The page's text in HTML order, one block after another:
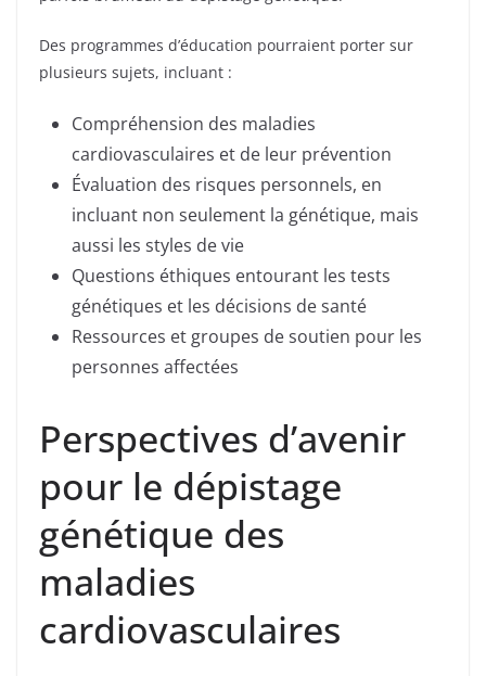
Des programmes d’éducation pourraient porter sur
plusieurs sujets, incluant :
Compréhension des maladies
cardiovasculaires et de leur prévention
Évaluation des risques personnels, en
incluant non seulement la génétique, mais
aussi les styles de vie
Questions éthiques entourant les tests
génétiques et les décisions de santé
Ressources et groupes de soutien pour les
personnes affectées
Perspectives d’avenir
pour le dépistage
génétique des
maladies
cardiovasculaires